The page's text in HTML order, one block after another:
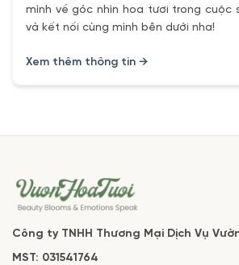
mình về góc nhìn hoa tươi trong cuộc
và kết nối cùng mình bên dưới nha!
Xem thêm thông tin →
Công ty TNHH Thương Mại Dịch Vụ
MST: 031541764